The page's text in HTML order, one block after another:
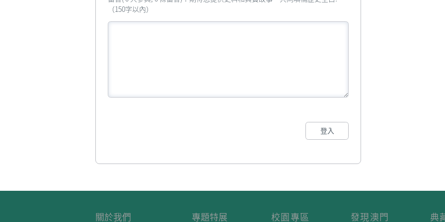
（150字以內）
登入
關於我們 專題特展 校園專區 發現澳門 典